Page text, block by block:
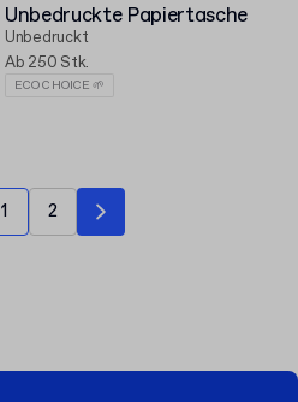
Unbedruckte Papiertasche
Unbedruckt
Ab 250 Stk.
ECO CHOICE 🌱
1 2